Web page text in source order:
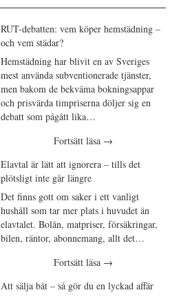
RUT-debatten: vem köper hemstädning –
och vem städar?
Hemstädning har blivit en av Sveriges
mest använda subventionerade tjänster,
men bakom de bekväma bokningsappar
och prisvärda timpriserna döljer sig en
debatt som pågått lika…
Fortsätt läsa →
Elavtal är lätt att ignorera – tills det
plötsligt inte går längre
Det finns gott om saker i ett vanligt
hushåll som tar mer plats i huvudet än
elavtalet. Bolån, matpriser, försäkringar,
bilen, räntor, abonnemang, allt det…
Fortsätt läsa →
Att sälja båt – så gör du en lyckad affär